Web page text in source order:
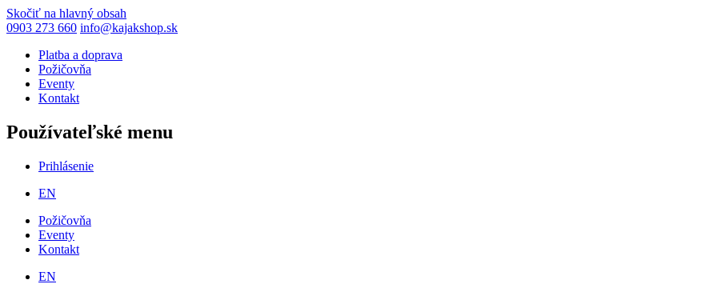
Skočiť na hlavný obsah
0903 273 660 info@kajakshop.sk
Platba a doprava
Požičovňa
Eventy
Kontakt
Používateľské menu
Prihlásenie
EN
Požičovňa
Eventy
Kontakt
EN